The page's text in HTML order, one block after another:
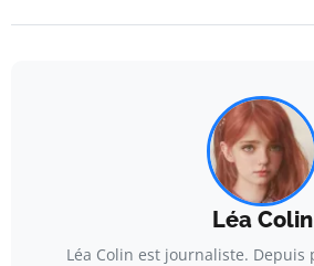
Léa Colin
Léa Colin est journaliste. Depuis